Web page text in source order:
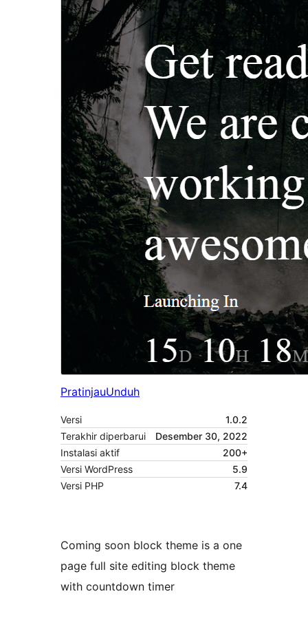
PratinjauUnduh
Versi
1.0.2
Terakhir diperbarui
Desember 30, 2022
Instalasi aktif
200+
Versi WordPress
5.9
Versi PHP
7.4
Coming soon block theme is a one
page full site editing block theme
with countdown timer